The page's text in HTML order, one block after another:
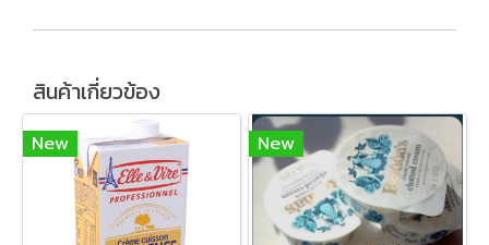
สินค้าเกี่ยวข้อง
New New